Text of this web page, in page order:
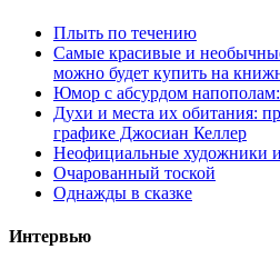
Плыть по течению
Самые красивые и
можно будет купить на
Юмор с абсурдом
Духи и места их обитания:
графике Джосиан Келлер
Неофициальные художники
Очарованный тоской
Однажды в сказке
Интервью